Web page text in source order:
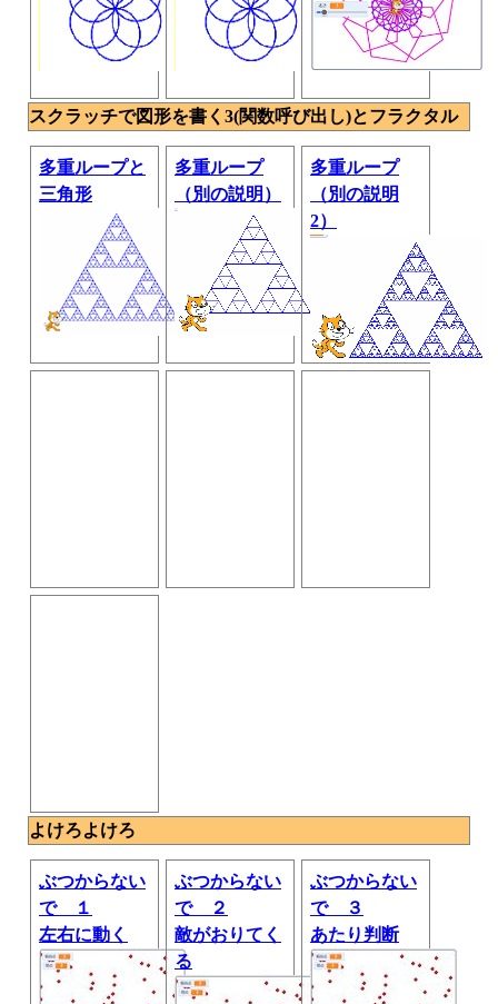
スクラッチで図形を書く3(関数呼び出し)とフラクタル
多重ループと
三角形
多重ループ
（別の説明）
多重ループ
（別の説明
2）
よけろよけろ
ぶつからない
で １
左右に動く
ぶつからない
で ２
敵がおりてく
る
ぶつからない
で ３
あたり判断